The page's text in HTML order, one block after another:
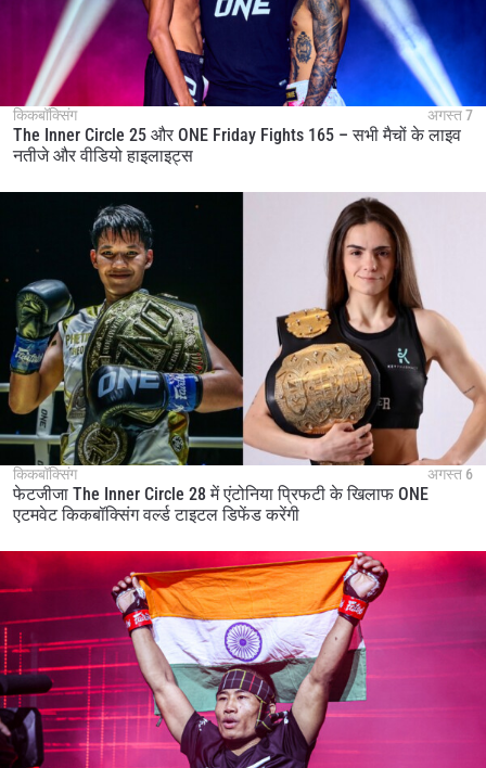
किकबॉक्सिंग अगस्त 7
The Inner Circle 25 और ONE Friday Fights 165 – सभी मैचों के लाइव
नतीजे और वीडियो हाइलाइट्स
किकबॉक्सिंग अगस्त 6
फेटजीजा The Inner Circle 28 में एंटोनिया प्रिफटी के खिलाफ ONE
एटमवेट किकबॉक्सिंग वर्ल्ड टाइटल डिफेंड करेंगी